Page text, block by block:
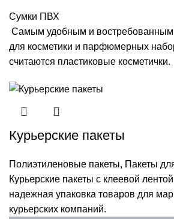
Сумки ПВХ
Самым удобным и востребованным
для косметики и парфюмерных
считаются пластиковые косметички.
Курьерские пакеты
Полиэтиленовые пакеты, Пакеты
Курьерские пакеты с клеевой
надежная упаковка товаров для
курьерских компаний.